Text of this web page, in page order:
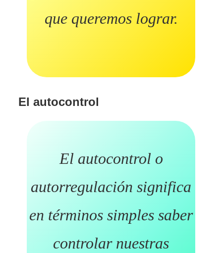
que queremos lograr.
El autocontrol
El autocontrol o
autorregulación significa
en términos simples saber
controlar nuestras